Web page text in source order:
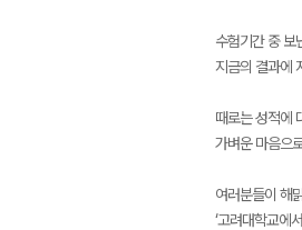
수험기간 중 보
지금의 결과에
때로는 성적에
가벼운 마음으
여러분들이 해
‘고려대학교에